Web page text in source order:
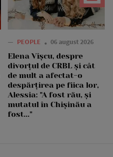
— PEOPLE 06 august 2026
Elena Vîșcu, despre
divorțul de CRBL și cât
de mult a afectat-o
despărțirea pe fiica lor,
Alessia: "A fost rău, și
mutatul în Chișinău a
fost..."